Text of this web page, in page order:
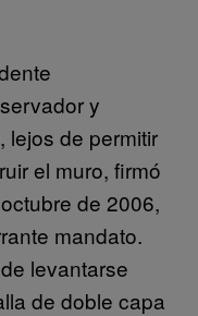
y
lejos de permitir
el muro, firmó
de 2006,
mandato.
levantarse
de doble capa